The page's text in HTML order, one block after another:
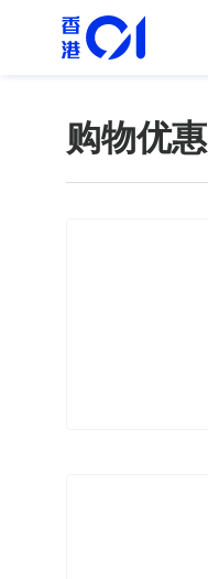
购物优惠